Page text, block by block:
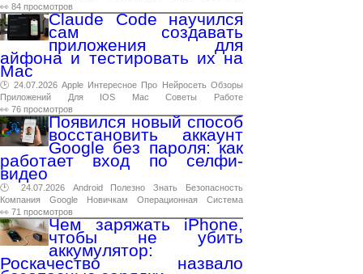
👀 84 просмотров
Claude Code научился
сам создавать
приложения для
айфона и тестировать их на
Mac
🕑 24.07.2026 Apple Интересное Про Нейросеть Обзоры
Приложений
Для IOS Mac Советы
Работе
👀 76 просмотров
Появился новый способ
восстановить аккаунт
Google без пароля: как
работает вход по селфи-
видео
🕑 24.07.2026 Android Полезно Знать
Безопасность
Компания
Google Новичкам Операционная
Система
👀 71 просмотров
Чем заряжать iPhone,
чтобы не убить
аккумулятор:
Роскачество назвало